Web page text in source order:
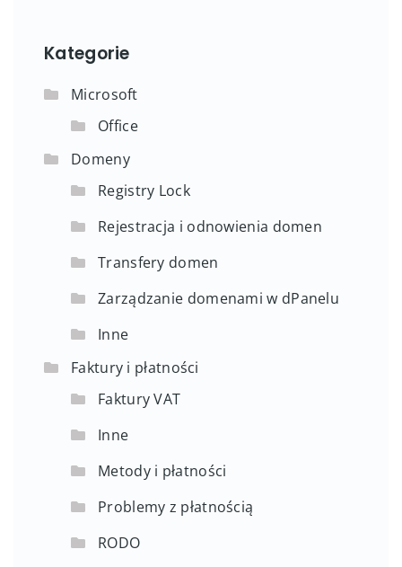
Kategorie
Microsoft
Office
Domeny
Registry Lock
Rejestracja i odnowienia domen
Transfery domen
Zarządzanie domenami w dPanelu
Inne
Faktury i płatności
Faktury VAT
Inne
Metody i płatności
Problemy z płatnością
RODO